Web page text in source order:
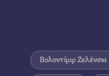
Βολοντίμιρ Ζελένσκι